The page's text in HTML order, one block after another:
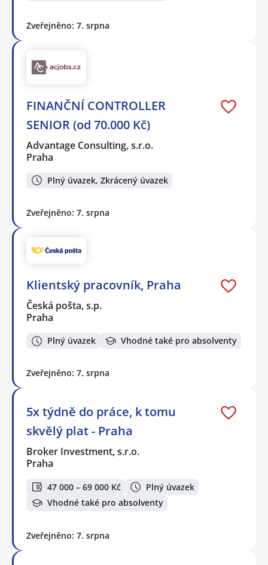
Zveřejněno: 7. srpna
FINANČNÍ CONTROLLER
SENIOR (od 70.000 Kč)
Advantage Consulting, s.r.o.
Praha
Plný úvazek, Zkrácený úvazek
Zveřejněno: 7. srpna
Klientský pracovník, Praha
Česká pošta, s.p.
Praha
Plný úvazek Vhodné také pro absolventy
Zveřejněno: 7. srpna
5x týdně do práce, k tomu
skvělý plat - Praha
Broker Investment, s.r.o.
Praha
47 000 – 69 000 Kč
Plný úvazek
Vhodné také pro absolventy
Zveřejněno: 7. srpna